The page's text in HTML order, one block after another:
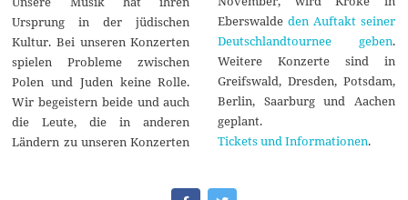
Ursprung in der jüdischen
Kultur. Bei unseren Konzerten
spielen Probleme zwischen
Polen und Juden keine Rolle.
Wir begeistern beide und auch
die Leute, die in anderen
Ländern zu unseren Konzerten
Eberswalde den Auftakt seiner
Deutschlandtournee geben.
Weitere Konzerte sind in
Greifswald, Dresden, Potsdam,
Berlin, Saarburg und Aachen
geplant.
Tickets und Informationen.